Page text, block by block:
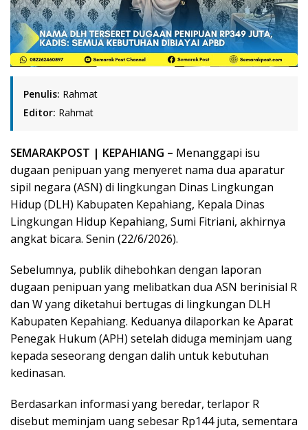
Penulis: Rahmat
Editor: Rahmat
SEMARAKPOST | KEPAHIANG – Menanggapi isu
dugaan penipuan yang menyeret nama dua aparatur
sipil negara (ASN) di lingkungan Dinas Lingkungan
Hidup (DLH) Kabupaten Kepahiang, Kepala Dinas
Lingkungan Hidup Kepahiang, Sumi Fitriani, akhirnya
angkat bicara. Senin (22/6/2026).
Sebelumnya, publik dihebohkan dengan laporan
dugaan penipuan yang melibatkan dua ASN berinisial R
dan W yang diketahui bertugas di lingkungan DLH
Kabupaten Kepahiang. Keduanya dilaporkan ke Aparat
Penegak Hukum (APH) setelah diduga meminjam uang
kepada seseorang dengan dalih untuk kebutuhan
kedinasan.
Berdasarkan informasi yang beredar, terlapor R
disebut meminjam uang sebesar Rp144 juta, sementara